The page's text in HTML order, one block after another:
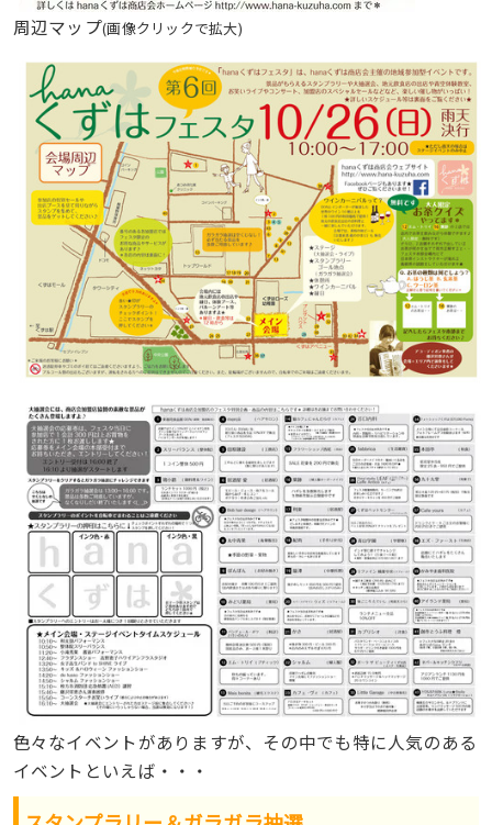
周辺マップ(画像クリックで拡大)
色々なイベントがありますが、その中でも特に人気のある
イベントといえば・・・